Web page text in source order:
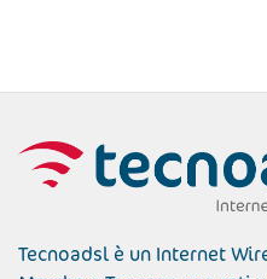
Tecnoadsl è un Internet